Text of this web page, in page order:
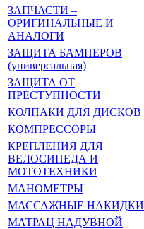
ЗАПЧАСТИ –
ОРИГИНАЛЬНЫЕ И
АНАЛОГИ
ЗАЩИТА БАМПЕРОВ
(универсальная)
ЗАЩИТА ОТ
ПРЕСТУПНОСТИ
КОЛПАКИ ДЛЯ ДИСКОВ
КОМПРЕССОРЫ
КРЕПЛЕНИЯ ДЛЯ
ВЕЛОСИПЕДА И
МОТОТЕХНИКИ
МАНОМЕТРЫ
МАССАЖНЫЕ НАКИДКИ
МАТРАЦ НАДУВНОЙ